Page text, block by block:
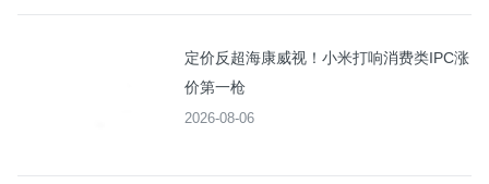
定价反超海康威视！小米打响消费类IPC涨
价第一枪
2026-08-06